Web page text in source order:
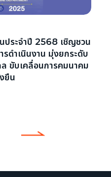
ประจำปี 2568 เชิญชวน
ดำเนินงาน มุ่งยกระดับ
ขับเคลื่อนการคมนาคม
ยืน